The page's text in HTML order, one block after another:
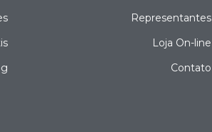
Representantes
Loja On-line
Contato